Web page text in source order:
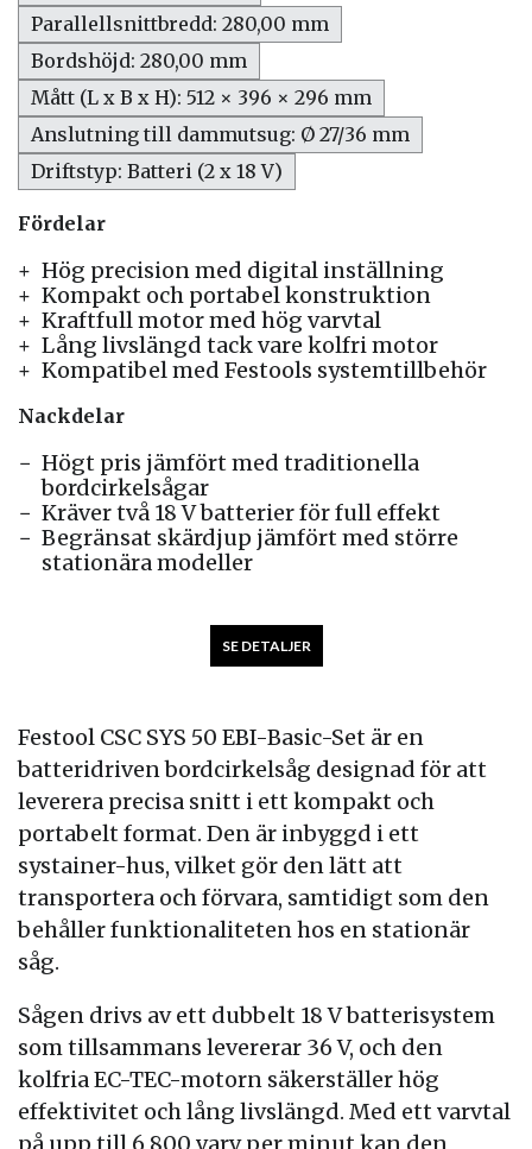
Festool CSC SYS 50 EBI-Basic-Set är en
batteridriven bordcirkelsåg designad för att
leverera precisa snitt i ett kompakt och
portabelt format. Den är inbyggd i ett
systainer-hus, vilket gör den lätt att
transportera och förvara, samtidigt som den
behåller funktionaliteten hos en stationär
såg.
Sågen drivs av ett dubbelt 18 V batterisystem
som tillsammans levererar 36 V, och den
kolfria EC-TEC-motorn säkerställer hög
effektivitet och lång livslängd. Med ett varvtal
Fördelar
Hög precision med digital inställning
Kompakt och portabel konstruktion
Kraftfull motor med hög varvtal
Lång livslängd tack vare kolfri motor
Kompatibel med Festools systemtillbehör
Nackdelar
Högt pris jämfört med traditionella
bordcirkelsågar
Kräver två 18 V batterier för full effekt
Begränsat skärdjup jämfört med större
stationära modeller
Parallellsnittbredd: 280,00 mm
Bordshöjd: 280,00 mm
Mått (L x B x H): 512 × 396 × 296 mm
Anslutning till dammutsug: Ø 27/36 mm
Driftstyp: Batteri (2 x 18 V)
SE DETALJER